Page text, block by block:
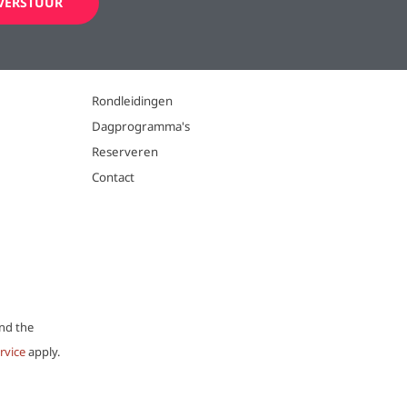
Rondleidingen
Dagprogramma's
Reserveren
Contact
the
apply.